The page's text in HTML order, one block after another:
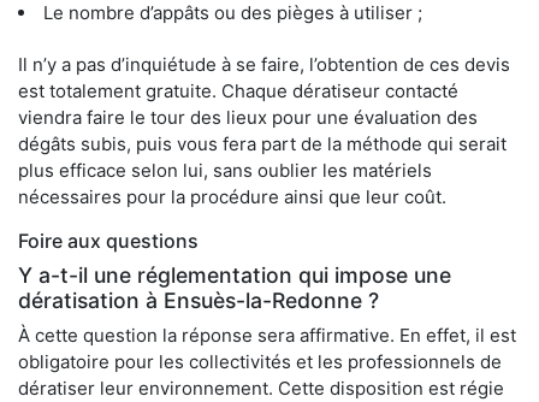
Le nombre d’appâts ou des pièges à utiliser ;
Il n’y a pas d’inquiétude à se faire, l’obtention de ces devis
est totalement gratuite. Chaque dératiseur contacté
viendra faire le tour des lieux pour une évaluation des
dégâts subis, puis vous fera part de la méthode qui serait
plus efficace selon lui, sans oublier les matériels
nécessaires pour la procédure ainsi que leur coût.
Foire aux questions
Y a-t-il une réglementation qui impose une
dératisation à Ensuès-la-Redonne ?
À cette question la réponse sera affirmative. En effet, il est
obligatoire pour les collectivités et les professionnels de
dératiser leur environnement. Cette disposition est régie